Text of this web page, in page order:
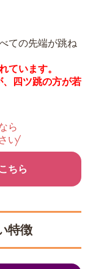
ての先端が跳ね
ています。
四ツ跳の方が若
ら
い
ちら
特徴